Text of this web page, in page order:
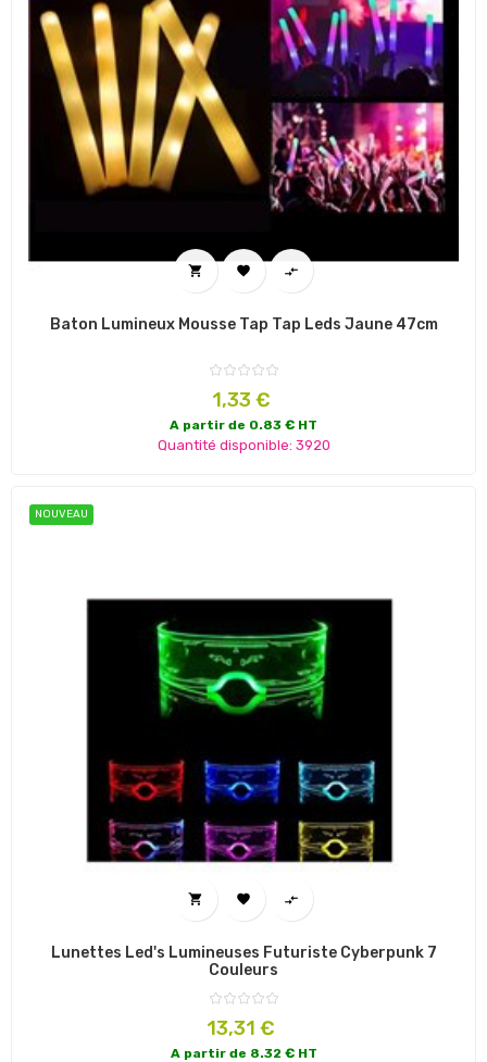
  
Baton Lumineux Mousse Tap Tap Leds Jaune 47cm
Prix
1,33 €
A partir de 0.83 € HT
Quantité disponible: 3920
NOUVEAU
  
Lunettes Led's Lumineuses Futuriste Cyberpunk 7
Couleurs
Prix
13,31 €
A partir de 8.32 € HT